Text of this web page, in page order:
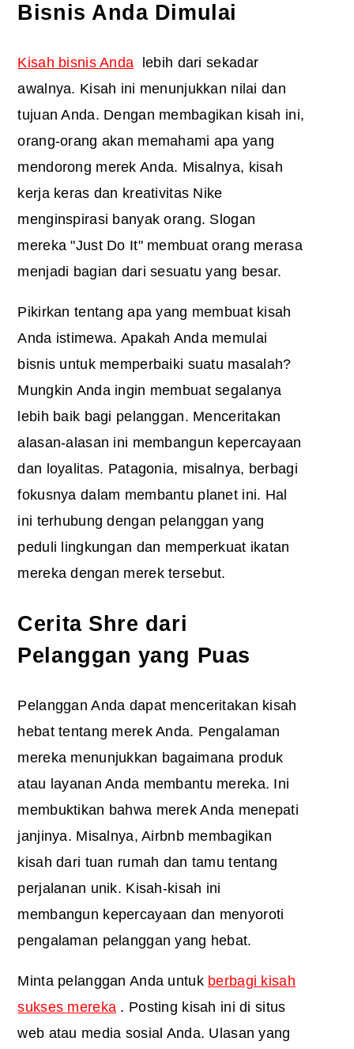
Bisnis Anda Dimulai
Kisah bisnis Anda
lebih dari sekadar
awalnya. Kisah ini menunjukkan nilai dan
tujuan Anda. Dengan membagikan kisah ini,
orang-orang akan memahami apa yang
mendorong merek Anda. Misalnya, kisah
kerja keras dan kreativitas Nike
menginspirasi banyak orang. Slogan
mereka "Just Do It" membuat orang merasa
menjadi bagian dari sesuatu yang besar.
Pikirkan tentang apa yang membuat kisah
Anda istimewa. Apakah Anda memulai
bisnis untuk memperbaiki suatu masalah?
Mungkin Anda ingin membuat segalanya
lebih baik bagi pelanggan. Menceritakan
alasan-alasan ini membangun kepercayaan
dan loyalitas. Patagonia, misalnya, berbagi
fokusnya dalam membantu planet ini. Hal
ini terhubung dengan pelanggan yang
peduli lingkungan dan memperkuat ikatan
mereka dengan merek tersebut.
Cerita Shre dari
Pelanggan yang Puas
Pelanggan Anda dapat menceritakan kisah
hebat tentang merek Anda. Pengalaman
mereka menunjukkan bagaimana produk
atau layanan Anda membantu mereka. Ini
membuktikan bahwa merek Anda menepati
janjinya. Misalnya, Airbnb membagikan
kisah dari tuan rumah dan tamu tentang
perjalanan unik. Kisah-kisah ini
membangun kepercayaan dan menyoroti
pengalaman pelanggan yang hebat.
Minta pelanggan Anda untuk berbagi kisah
sukses mereka . Posting kisah ini di situs
web atau media sosial Anda. Ulasan yang